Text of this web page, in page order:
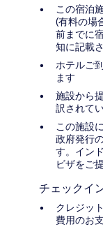
この宿泊
(有料の場
前までに
知に記載
ホテルご
ます
施設から
訳されて
この施設
政府発行
す。イン
ビザをご
チェックイ
クレジッ
費用のお